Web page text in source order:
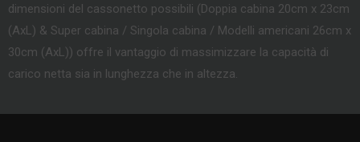
dimensioni del cassonetto possibili (Doppia cabina 20cm x 23cm
(AxL) & Super cabina / Singola cabina / Modelli americani 26cm x
30cm (AxL)) offre il vantaggio di massimizzare la capacità di
carico netta sia in lunghezza che in altezza.